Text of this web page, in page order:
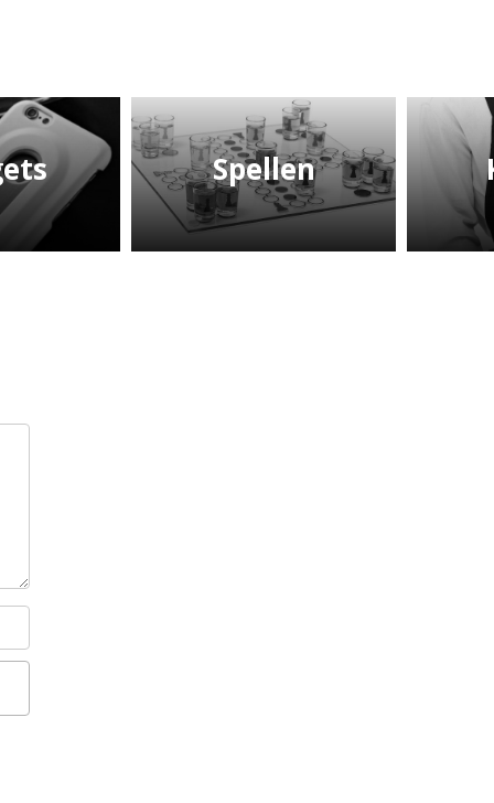
Spellen